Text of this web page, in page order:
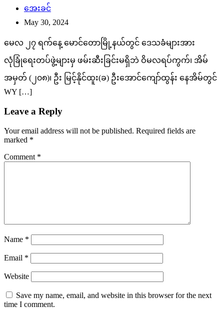
အေးခင်
May 30, 2024
မေလ ၂၇ ရက်နေ့ မောင်တောမြို့နယ်တွင် ဒေသခံများအား
လုံခြုံရေးတပ်ဖွဲ့များမှ ဖမ်းဆီးခြင်းမရှိဘဲ ဝိမလရပ်ကွက်၊ အိမ်
အမှတ် (၂၀၈)၊ ဦး မြင့်နိုင်ထူး(ခ) ဦးအောင်ကျော်ထွန်း နေအိမ်တွင်
WY […]
Leave a Reply
Your email address will not be published. Required fields are
marked *
Comment *
Name *
Email *
Website
Save my name, email, and website in this browser for the next
time I comment.